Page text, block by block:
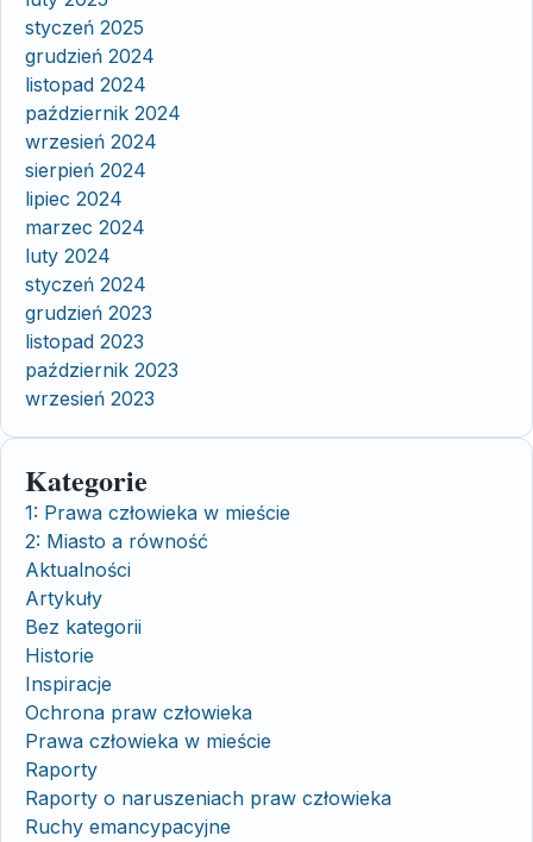
styczeń 2025
grudzień 2024
listopad 2024
październik 2024
wrzesień 2024
sierpień 2024
lipiec 2024
marzec 2024
luty 2024
styczeń 2024
grudzień 2023
listopad 2023
październik 2023
wrzesień 2023
Kategorie
1: Prawa człowieka w mieście
2: Miasto a równość
Aktualności
Artykuły
Bez kategorii
Historie
Inspiracje
Ochrona praw człowieka
Prawa człowieka w mieście
Raporty
Raporty o naruszeniach praw człowieka
Ruchy emancypacyjne